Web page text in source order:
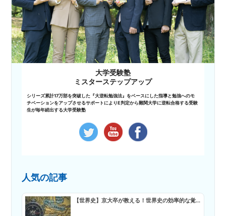
大学受験塾
ミスターステップアップ
シリーズ累計17万部を突破した『大逆転勉強法』をベースにした指導と勉強へのモ
チベーションをアップさせるサポートによりE判定から難関大学に逆転合格する受験
生が毎年続出する大学受験塾
人気の記事
【世界史】京大卒が教える！世界史の効率的な覚...